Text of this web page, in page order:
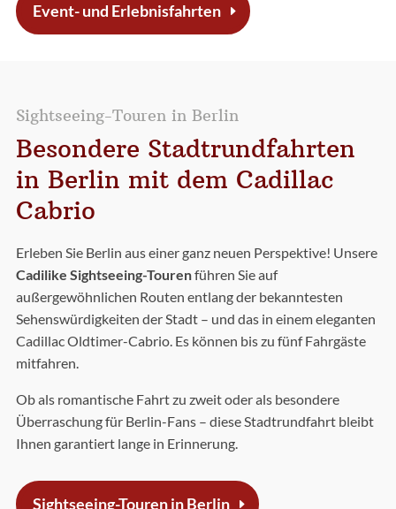
Event- und Erlebnisfahrten
Sightseeing-Touren in Berlin
Besondere Stadtrundfahrten
in Berlin mit dem Cadillac
Cabrio
Erleben Sie Berlin aus einer ganz neuen Perspektive! Unsere
Cadilike Sightseeing-Tourenführen Sie auf
außergewöhnlichen Routen entlang der bekanntesten
Sehenswürdigkeiten der Stadt – und das in einem eleganten
Cadillac Oldtimer-Cabrio. Es können bis zu fünf Fahrgäste
mitfahren.
Ob als romantische Fahrt zu zweit oder als besondere
Überraschung für Berlin-Fans – diese Stadtrundfahrt bleibt
Ihnen garantiert lange in Erinnerung.
Sightseeing-Touren in Berlin